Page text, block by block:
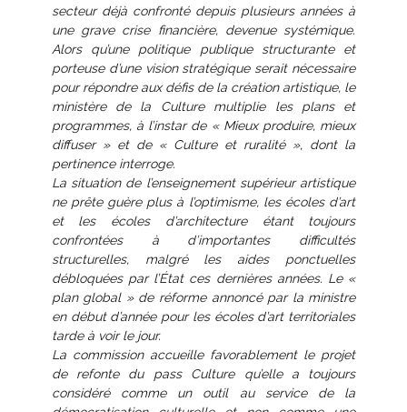
secteur déjà confronté depuis plusieurs années à
une grave crise financière, devenue systémique.
Alors qu’une politique publique structurante et
porteuse d’une vision stratégique serait nécessaire
pour répondre aux défis de la création artistique, le
ministère de la Culture multiplie les plans et
programmes, à l’instar de « Mieux produire, mieux
diffuser » et de « Culture et ruralité », dont la
pertinence interroge.
La situation de l’enseignement supérieur artistique
ne prête guère plus à l’optimisme, les écoles d’art
et les écoles d’architecture étant toujours
confrontées à d’importantes difficultés
structurelles, malgré les aides ponctuelles
débloquées par l’État ces dernières années. Le «
plan global » de réforme annoncé par la ministre
en début d’année pour les écoles d’art territoriales
tarde à voir le jour.
La commission accueille favorablement le projet
de refonte du pass Culture qu’elle a toujours
considéré comme un outil au service de la